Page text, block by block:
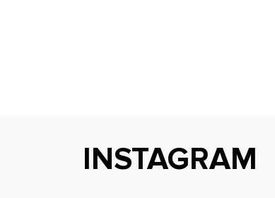
INSTAGRAM